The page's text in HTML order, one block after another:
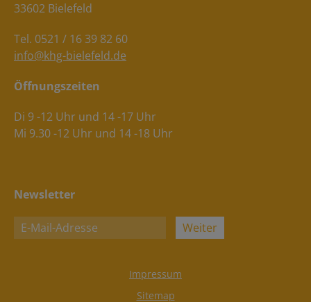
33602 Bielefeld
Tel. 0521 / 16 39 82 60
info@khg-bielefeld.de
Öffnungszeiten
Di 9 -12 Uhr und 14 -17 Uhr
Mi 9.30 -12 Uhr und 14 -18 Uhr
Newsletter
Weiter
Impressum
Sitemap